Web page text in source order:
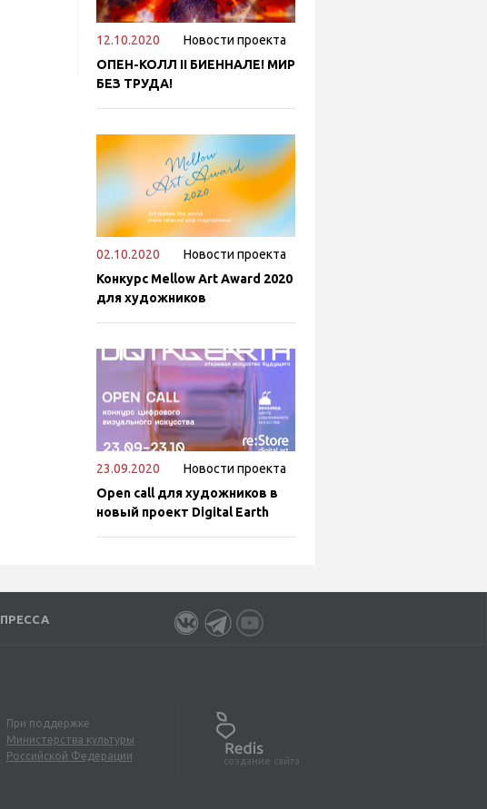
12.10.2020
Новости проекта
ОПЕН-КОЛЛ II БИЕННАЛЕ! МИР
БЕЗ ТРУДА!
02.10.2020
Новости проекта
Конкурс Mellow Art Award 2020
для художников
23.09.2020
Новости проекта
Open call для художников в
новый проект Digital Earth
ПРЕССА
При поддержке
Министерства культуры
Российской Федерации
создание сайта